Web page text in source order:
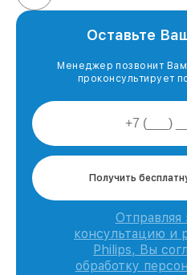
Оставьте
Менеджер позвонит
проконсультирует
Получить
Отправляя
консультацию и
Philips, Вы
обработку